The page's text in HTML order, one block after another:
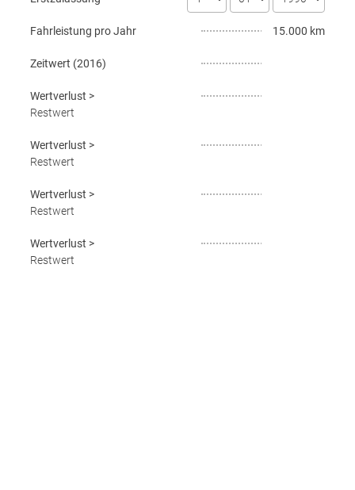
Fahrleistung pro Jahr 15.000 km
Zeitwert (2016)
Wertverlust >
Restwert
Wertverlust >
Restwert
Wertverlust >
Restwert
Wertverlust >
Restwert